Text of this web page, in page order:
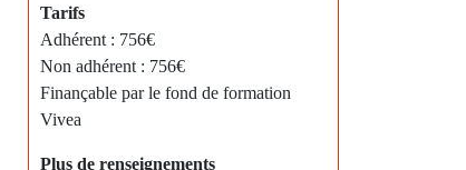
Tarifs
Adhérent : 756€
Non adhérent : 756€
Finançable par le fond de formation
Vivea
Plus de renseignements